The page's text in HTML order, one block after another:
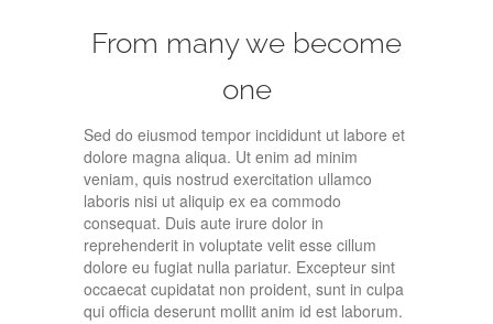
From many we become
one
Sed do eiusmod tempor incididunt ut labore et
dolore magna aliqua. Ut enim ad minim
veniam, quis nostrud exercitation ullamco
laboris nisi ut aliquip ex ea commodo
consequat. Duis aute irure dolor in
reprehenderit in voluptate velit esse cillum
dolore eu fugiat nulla pariatur. Excepteur sint
occaecat cupidatat non proident, sunt in culpa
qui officia deserunt mollit anim id est laborum.